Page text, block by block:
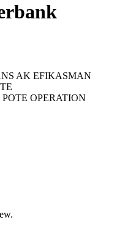
AK EFIKASMAN
OPERATION